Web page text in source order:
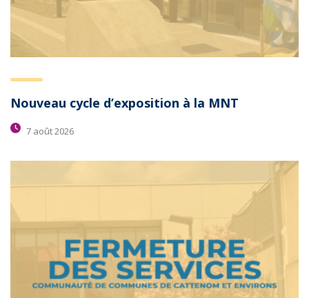
Nouveau cycle d’exposition à la MNT
7 août 2026